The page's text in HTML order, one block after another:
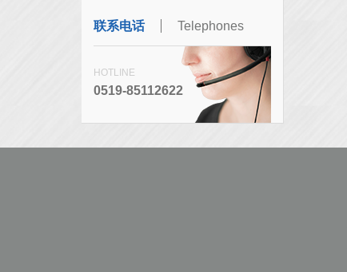
联系电话 Telephones
HOTLINE
0519-85112622